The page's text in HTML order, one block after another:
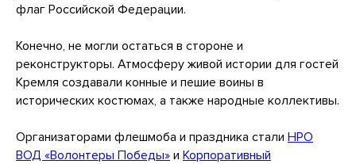
флаг Российской Федерации.
Конечно, не могли остаться в стороне и
реконструкторы. Атмосферу живой истории для гостей
Кремля создавали конные и пешие воины в
исторических костюмах, а также народные коллективы.
Организаторами флешмоба и праздника стали НРО
ВОД «Волонтеры Победы» и Корпоративный